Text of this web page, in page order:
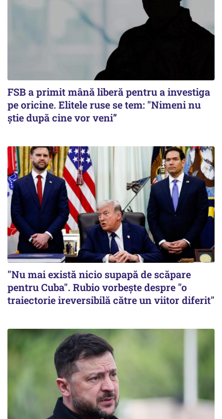
FSB a primit mână liberă pentru a investiga
pe oricine. Elitele ruse se tem: "Nimeni nu
știe după cine vor veni”
"Nu mai există nicio supapă de scăpare
pentru Cuba". Rubio vorbește despre "o
traiectorie ireversibilă către un viitor diferit"